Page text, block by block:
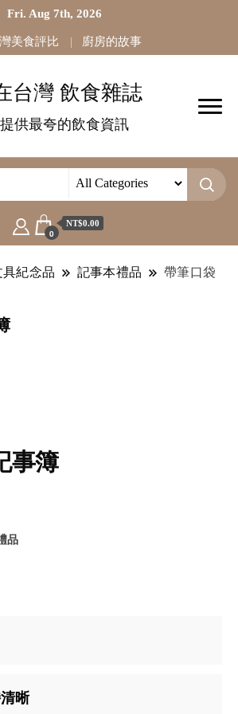
Fri. Aug 7th, 2026
美食評比 廚房的故事
台灣 飲食雜誌
供最夸的飲食資訊
0
NT$0.00
具紀念品 記事本禮品
帶筆口袋
事簿
品
晰